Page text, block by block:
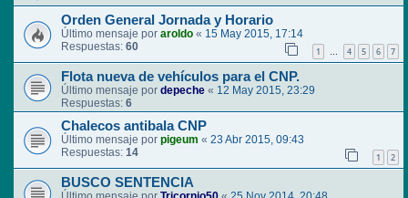
Orden General Jornada y Horario
Último mensaje por aroldo « 15 May 2015, 17:14
Respuestas: 60 1 … 4 5 6 7
Flota nueva de vehículos para el CNP.
Último mensaje por depeche « 12 May 2015, 23:29
Respuestas: 6
Chalecos antibala CNP
Último mensaje por pigeum « 23 Abr 2015, 09:43
Respuestas: 14 1 2
BUSCO SENTENCIA